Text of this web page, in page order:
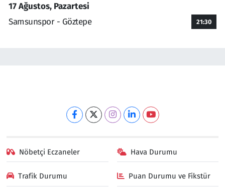
17 Ağustos, Pazartesi
Samsunspor - Göztepe
21:30
Nöbetçi Eczaneler Hava Durumu
Trafik Durumu Puan Durumu ve Fikstür